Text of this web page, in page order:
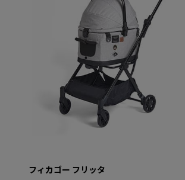
フィカゴー フリッタ